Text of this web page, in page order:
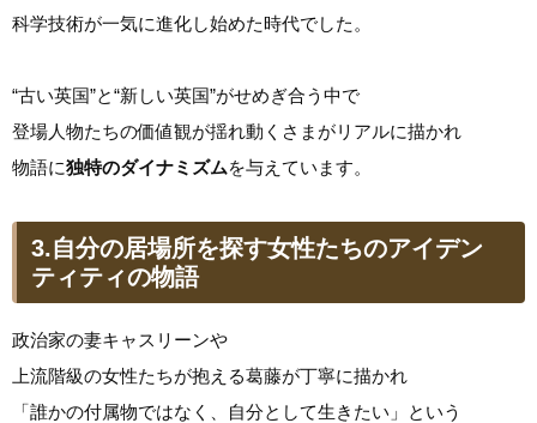
科学技術が一気に進化し始めた時代でした。
“古い英国”と“新しい英国”がせめぎ合う中で
登場人物たちの価値観が揺れ動くさまがリアルに描かれ
物語に独特のダイナミズムを与えています。
3.自分の居場所を探す女性たちのアイデン
ティティの物語
政治家の妻キャスリーンや
上流階級の女性たちが抱える葛藤が丁寧に描かれ
「誰かの付属物ではなく、自分として生きたい」という